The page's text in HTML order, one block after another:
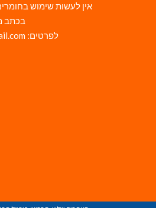
אין לעשות שימוש
בכתב
לפרטים: Avihai.ZoomAt@gmail.com